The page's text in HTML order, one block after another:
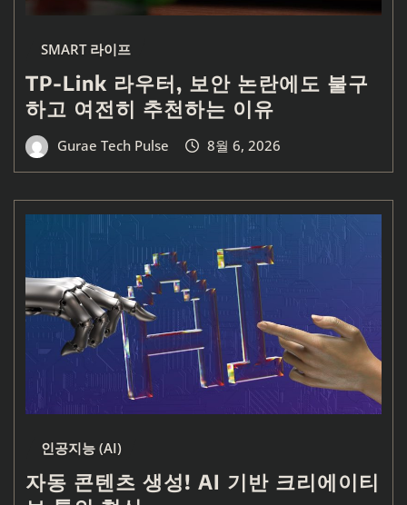
SMART 라이프
TP-Link 라우터, 보안 논란에도 불구
하고 여전히 추천하는 이유
Gurae Tech Pulse 8월 6, 2026
인공지능 (AI)
자동 콘텐츠 생성! AI 기반 크리에이티